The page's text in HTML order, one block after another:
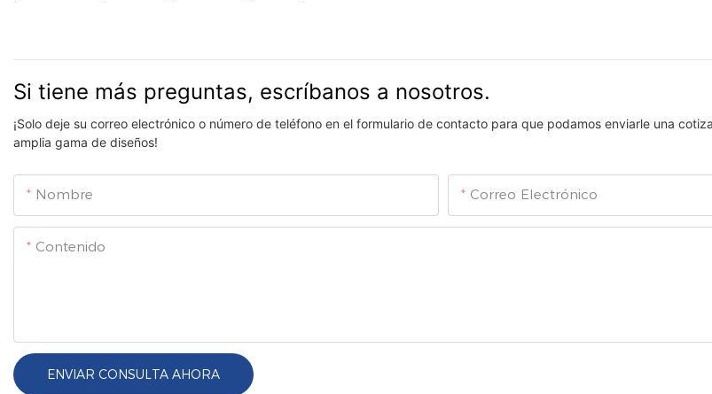
Si tiene más preguntas, escríbanos a nosotros.
¡Solo deje su correo electrónico o número de teléfono en el formulario de contacto para que podamos enviarle una
amplia gama de diseños!
Nombre Correo Electrónico
Contenido
ENVIAR CONSULTA AHORA